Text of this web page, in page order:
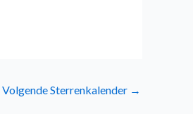
Volgende Sterrenkalender →